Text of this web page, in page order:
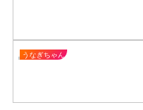
うなぎちゃん